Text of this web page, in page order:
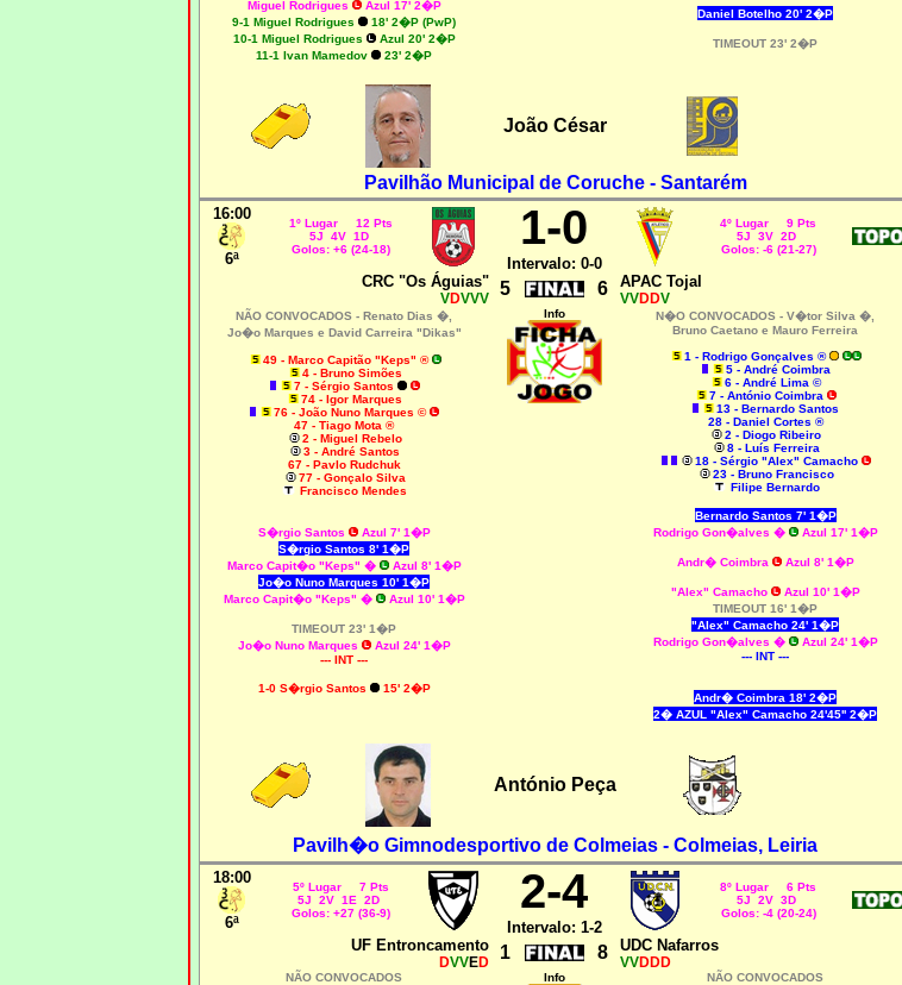
Miguel Rodrigues
Azul 17' 2�P
9-1 Miguel Rodrigues
18' 2�P (PwP)
10-1 Miguel Rodrigues
Azul 20' 2�P
11-1 Ivan Mamedov
23' 2�P
Daniel Botelho 20' 2�P
TIMEOUT 23' 2�P
João César
Pavilhão Municipal de Coruche - Santarém
16:00
6ª
1º Lugar 12 Pts
5J 4V 1D
Golos: +6 (24-18)
1-0
Intervalo: 0-0
4º Lugar 9 Pts
5J 3V 2D
Golos: -6 (21-27)
CRC "Os Águias"
VDVVV 5 6 APAC Tojal
VVDDV
NÃO CONVOCADOS - Renato Dias �,
Jo�o Marques e David Carreira "Dikas"
49 - Marco Capitão "Keps" ®
4 - Bruno Simões
7 - Sérgio Santos
74 - Igor Marques
76 - João Nuno Marques ©
47 - Tiago Mota ®
2 - Miguel Rebelo
3 - André Santos
67 - Pavlo Rudchuk
77 - Gonçalo Silva
Francisco Mendes
S�rgio Santos
Azul 7' 1�P
S�rgio Santos 8' 1�P
Marco Capit�o "Keps" �
Azul 8' 1�P
Jo�o Nuno Marques 10' 1�P
Marco Capit�o "Keps" �
Azul 10' 1�P
TIMEOUT 23' 1�P
Jo�o Nuno Marques
Azul 24' 1�P
--- INT ---
1-0 S�rgio Santos 15' 2�P
Info N�O CONVOCADOS - V�tor Silva �,
Bruno Caetano e Mauro Ferreira
1 - Rodrigo Gonçalves ®
5 - André Coimbra
6 - André Lima ©
7 - António Coimbra
13 - Bernardo Santos
28 - Daniel Cortes ®
2 - Diogo Ribeiro
8 - Luís Ferreira
18 - Sérgio "Alex" Camacho
23 - Bruno Francisco
Filipe Bernardo
Bernardo Santos 7' 1�P
Rodrigo Gon�alves �
Azul 17' 1�P
Andr� Coimbra Azul 8' 1�P
"Alex" Camacho
Azul 10' 1�P
TIMEOUT 16' 1�P
"Alex" Camacho 24' 1�P
Rodrigo Gon�alves �
Azul 24' 1�P
--- INT ---
Andr� Coimbra 18' 2�P
2� AZUL "Alex" Camacho 24'45'' 2�P
António Peça
Pavilh�o Gimnodesportivo de Colmeias - Colmeias, Leiria
18:00
6ª
5º Lugar 7 Pts
5J 2V 1E 2D
Golos: +27 (36-9)
2-4
Intervalo: 1-2
8º Lugar 6 Pts
5J 2V 3D
Golos: -4 (20-24)
UF Entroncamento
DVVED 1 8 UDC Nafarros
VVDDD
NÃO CONVOCADOS
Info
NÃO CONVOCADOS